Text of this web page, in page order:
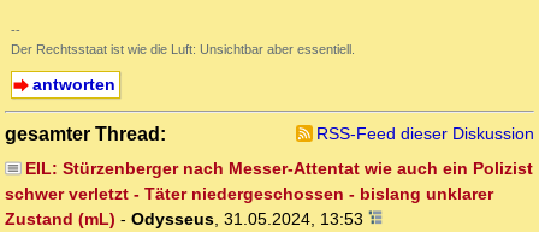
--
Der Rechtsstaat ist wie die Luft: Unsichtbar aber essentiell.
antworten
gesamter Thread:
RSS-Feed dieser Diskussion
EIL: Stürzenberger nach Messer-Attentat wie auch ein Polizist
schwer verletzt - Täter niedergeschossen - bislang unklarer
Zustand (mL) - Odysseus, 31.05.2024, 13:53